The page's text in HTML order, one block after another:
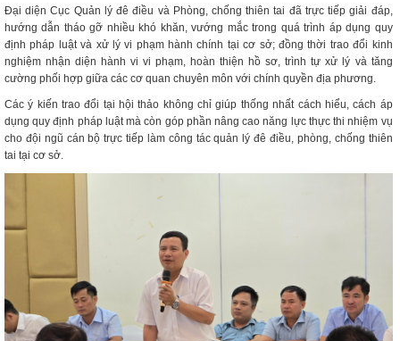
Đại diện Cục Quản lý đê điều và Phòng, chống thiên tai đã trực tiếp giải đáp,
hướng dẫn tháo gỡ nhiều khó khăn, vướng mắc trong quá trình áp dụng quy
định pháp luật và xử lý vi phạm hành chính tại cơ sở; đồng thời trao đổi kinh
nghiệm nhận diện hành vi vi phạm, hoàn thiện hồ sơ, trình tự xử lý và tăng
cường phối hợp giữa các cơ quan chuyên môn với chính quyền địa phương.
Các ý kiến trao đổi tại hội thảo không chỉ giúp thống nhất cách hiểu, cách áp
dụng quy định pháp luật mà còn góp phần nâng cao năng lực thực thi nhiệm vụ
cho đội ngũ cán bộ trực tiếp làm công tác quản lý đê điều, phòng, chống thiên
tai tại cơ sở.